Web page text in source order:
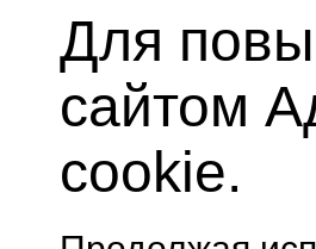
Для
сайтом
cookie.